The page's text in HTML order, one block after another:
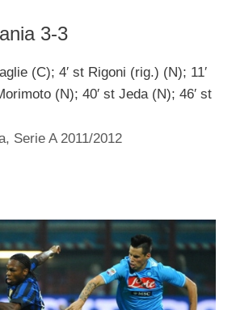
3-3
(C); 4′ st Rigoni (rig.) (N); 11′
(N); 40′ st Jeda (N); 46′ st
, Serie A 2011/2012